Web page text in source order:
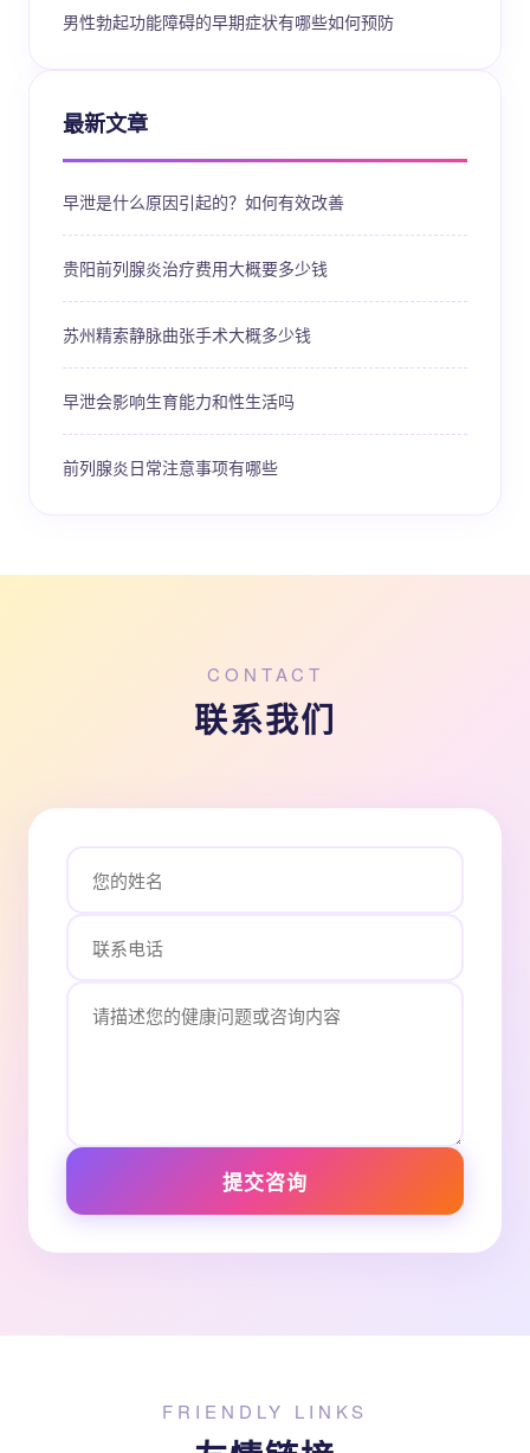
男性勃起功能障碍的早期症状有哪些如何预防
最新文章
早泄是什么原因引起的？如何有效改善
贵阳前列腺炎治疗费用大概要多少钱
苏州精索静脉曲张手术大概多少钱
早泄会影响生育能力和性生活吗
前列腺炎日常注意事项有哪些
CONTACT
联系我们
提交咨询
FRIENDLY LINKS